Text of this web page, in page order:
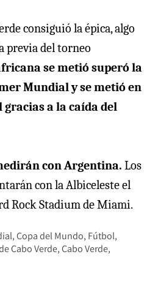
consiguió la épica, algo
previa del torneo
se metió superó la
Mundial y se metió en
gracias a la caída del
con Argentina. Los
con la Albiceleste el
Rock Stadium de Miami.
Copa del Mundo Fútbol
Cabo Verde Cabo Verde